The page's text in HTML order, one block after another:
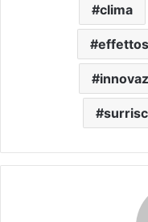
clima